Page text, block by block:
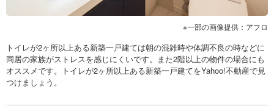
一部の画像提供：アフロ
トイレが2ヶ所以上ある新築一戸建ては朝の混雑時や体調不良の時などに
同居の家族がストレスを感じにくいです。また2階以上の物件の場合にも
オススメです。トイレが2ヶ所以上ある新築一戸建てをYahoo!不動産で見
つけましょう。